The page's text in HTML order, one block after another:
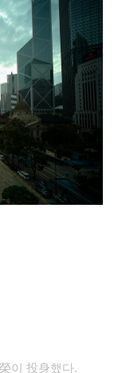
이 投身했다.